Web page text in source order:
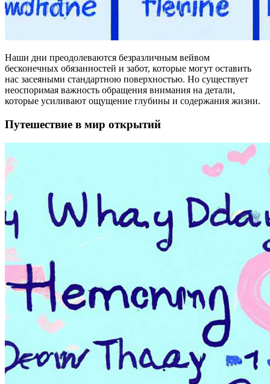
Наши дни преодолеваются безразличным вейвом
бесконечных обязанностей и забот, которые могут оставить
нас засеяными стандартною поверхностью. Но существует
неоспоримая важность обращения внимания на детали,
которые усиливают ощущение глубины и содержания жизни.
Путешествие в мир открытий